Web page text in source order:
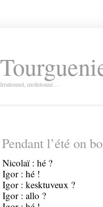
Irrationnel, molletonné…
Pendant l’été on
Nicolaï : hé ?
Igor : hé !
Igor : kesktuveux ?
Igor : allo ?